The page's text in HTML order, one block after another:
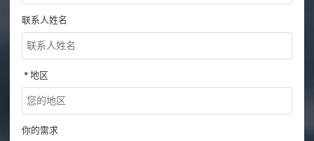
联系人姓名
地区
你的需求